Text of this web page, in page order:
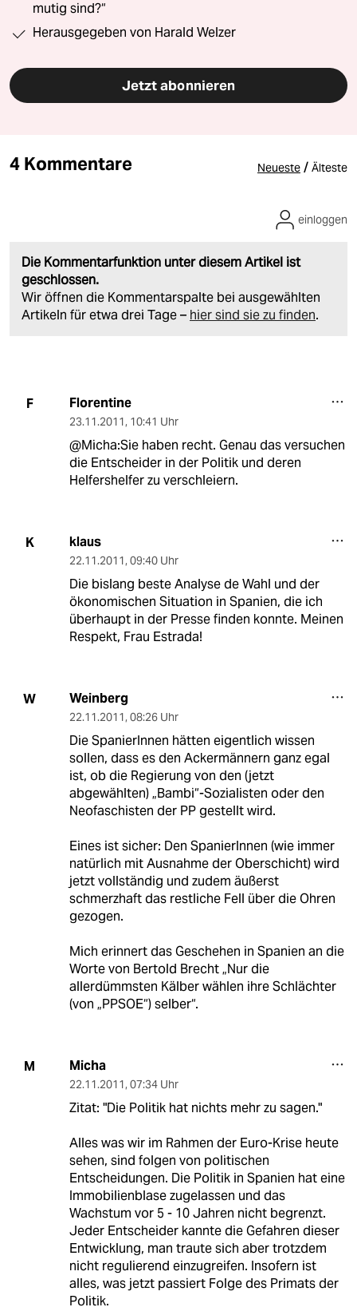
mutig sind?“
Herausgegeben von Harald Welzer
Jetzt abonnieren
4 Kommentare Neueste / Älteste
Die Kommentarfunktion unter diesem Artikel ist
geschlossen.
Wir öffnen die Kommentarspalte bei ausgewählten
Artikeln für etwa drei Tage – hier sind sie zu finden.
einloggen
F Florentine
23.11.2011, 10:41 Uhr
@Micha:Sie haben recht. Genau das versuchen
die Entscheider in der Politik und deren
Helfershelfer zu verschleiern.
K klaus
22.11.2011, 09:40 Uhr
Die bislang beste Analyse de Wahl und der
ökonomischen Situation in Spanien, die ich
überhaupt in der Presse finden konnte. Meinen
Respekt, Frau Estrada!
W Weinberg
22.11.2011, 08:26 Uhr
Die SpanierInnen hätten eigentlich wissen
sollen, dass es den Ackermännern ganz egal
ist, ob die Regierung von den (jetzt
abgewählten) „Bambi“-Sozialisten oder den
Neofaschisten der PP gestellt wird.
Eines ist sicher: Den SpanierInnen (wie immer
natürlich mit Ausnahme der Oberschicht) wird
jetzt vollständig und zudem äußerst
schmerzhaft das restliche Fell über die Ohren
gezogen.
Mich erinnert das Geschehen in Spanien an die
Worte von Bertold Brecht „Nur die
allerdümmsten Kälber wählen ihre Schlächter
(von „PPSOE“) selber“.
M Micha
22.11.2011, 07:34 Uhr
Zitat: "Die Politik hat nichts mehr zu sagen."
Alles was wir im Rahmen der Euro-Krise heute
sehen, sind folgen von politischen
Entscheidungen. Die Politik in Spanien hat eine
Immobilienblase zugelassen und das
Wachstum vor 5 - 10 Jahren nicht begrenzt.
Jeder Entscheider kannte die Gefahren dieser
Entwicklung, man traute sich aber trotzdem
nicht regulierend einzugreifen. Insofern ist
alles, was jetzt passiert Folge des Primats der
Politik.